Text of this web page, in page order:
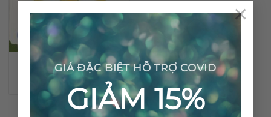
GIÁ ĐẶC BIỆT HỖ TRỢ COVID
GIẢM 15%
×
Gạch bông cổ điển CTS
74.2